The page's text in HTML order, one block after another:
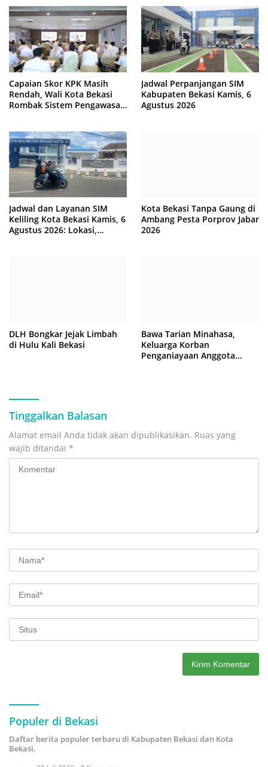
Capaian Skor KPK Masih
Rendah, Wali Kota Bekasi
Rombak Sistem Pengawasan
Jadwal Perpanjangan SIM
Kabupaten Bekasi Kamis, 6
Agustus 2026
Jadwal dan Layanan SIM
Keliling Kota Bekasi Kamis, 6
Agustus 2026: Lokasi,
Kota Bekasi Tanpa Gaung di
Ambang Pesta Porprov Jabar
2026
DLH Bongkar Jejak Limbah
di Hulu Kali Bekasi
Bawa Tarian Minahasa,
Keluarga Korban
Penganiayaan Anggota
Tinggalkan Balasan
Alamat email Anda tidak akan dipublikasikan. Ruas yang
wajib ditandai *
Populer di Bekasi
Daftar berita populer terbaru di Kabupaten Bekasi dan Kota
Bekasi.